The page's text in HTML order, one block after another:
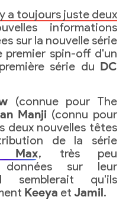
a toujours juste deux
informations
sur la nouvelle série
premier spin-off d'un
série du DC
(connue pour The
Manji (connu pour
deux nouvelles têtes
de la série
Max, très peu
données sur leur
semblerait qu'ils
Keeya et Jamil.